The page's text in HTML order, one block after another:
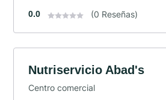
0.0 (0 Reseñas)
Nutriservicio Abad's
Centro comercial